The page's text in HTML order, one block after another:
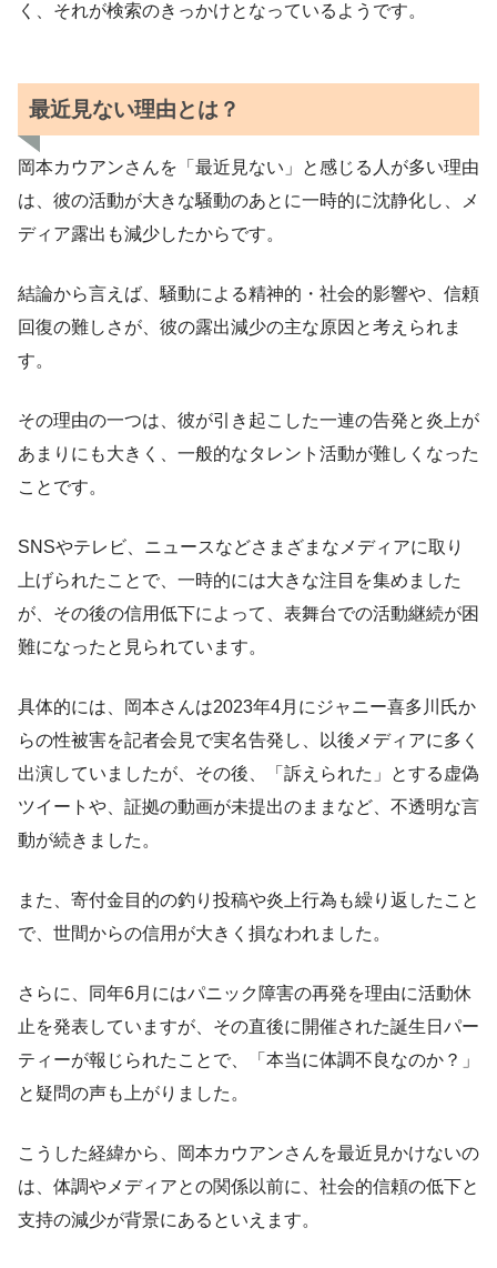
く、それが検索のきっかけとなっているようです。
最近見ない理由とは？
岡本カウアンさんを「最近見ない」と感じる人が多い理由
は、彼の活動が大きな騒動のあとに一時的に沈静化し、メ
ディア露出も減少したからです。
結論から言えば、騒動による精神的・社会的影響や、信頼
回復の難しさが、彼の露出減少の主な原因と考えられま
す。
その理由の一つは、彼が引き起こした一連の告発と炎上が
あまりにも大きく、一般的なタレント活動が難しくなった
ことです。
SNSやテレビ、ニュースなどさまざまなメディアに取り
上げられたことで、一時的には大きな注目を集めました
が、その後の信用低下によって、表舞台での活動継続が困
難になったと見られています。
具体的には、岡本さんは2023年4月にジャニー喜多川氏か
らの性被害を記者会見で実名告発し、以後メディアに多く
出演していましたが、その後、「訴えられた」とする虚偽
ツイートや、証拠の動画が未提出のままなど、不透明な言
動が続きました。
また、寄付金目的の釣り投稿や炎上行為も繰り返したこと
で、世間からの信用が大きく損なわれました。
さらに、同年6月にはパニック障害の再発を理由に活動休
止を発表していますが、その直後に開催された誕生日パー
ティーが報じられたことで、「本当に体調不良なのか？」
と疑問の声も上がりました。
こうした経緯から、岡本カウアンさんを最近見かけないの
は、体調やメディアとの関係以前に、社会的信頼の低下と
支持の減少が背景にあるといえます。